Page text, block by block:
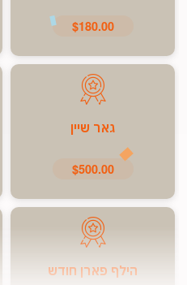
$180.00
גאר שיין
$500.00
הילף פארן חודש